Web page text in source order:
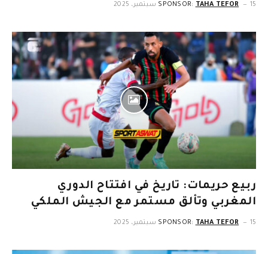
SPONSOR: TAHA TEFOR 15 سبتمبر، 2025
ربيع حريمات: تاريخ في افتتاح الدوري
المغربي وتألق مستمر مع الجيش الملكي
SPONSOR: TAHA TEFOR 15 سبتمبر، 2025